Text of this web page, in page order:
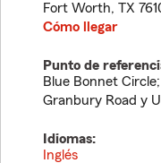
Fort Worth, TX
Cómo llegar
Punto de
Blue Bonnet
Granbury Road y
Idiomas:
Inglés